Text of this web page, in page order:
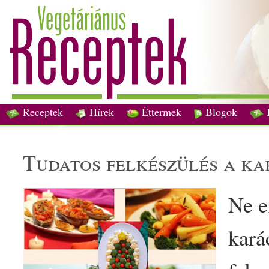
Receptek Hírek Éttermek Blogok
tudatos felkészülés a
Ne